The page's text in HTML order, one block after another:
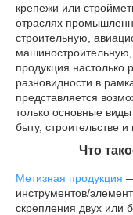
крепежи или
отраслях
строительную,
продукция настолько
разновидности в
представляется
только основные
быту, строительстве
Что
Метизная продукция
инструментов/
скрепления двух или